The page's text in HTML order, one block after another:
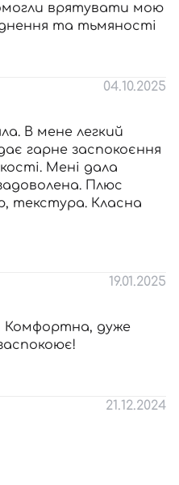
врятувати мою
та тьмяності
04.10.2025
В мене легкий
гарне заспокоєння
Мені дала
Плюс
текстура. Класна
19.01.2025
Комфортна, дуже
21.12.2024